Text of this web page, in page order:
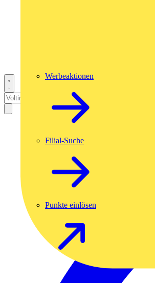
Werbeaktionen
Filial-Suche
Punkte einlösen